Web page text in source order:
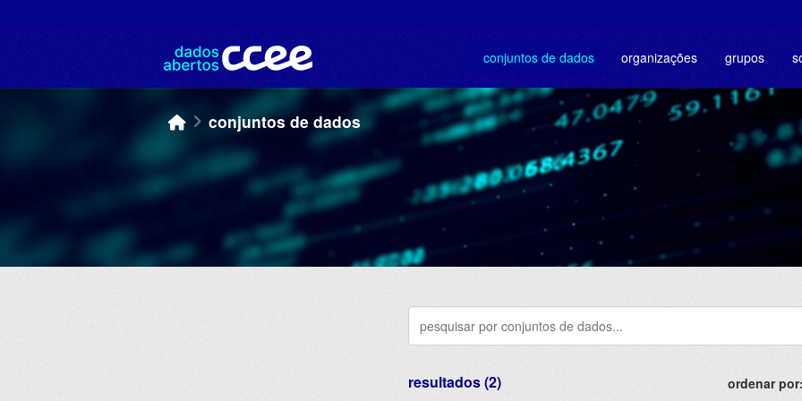
conjuntos de dados organizações grupos
conjuntos de dados
ordenar por
resultados (2)